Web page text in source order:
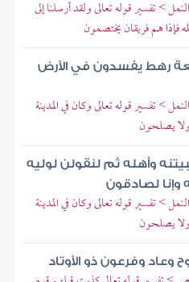
> تفسير قوله تعالى ولقد أرسلنا إلى
فإذا هم فريقان يختصمون
رهط يفسدون في الأرض
> تفسير قوله تعالى وكان في المدينة
يصلحون
وأهله ثم لنقولن لوليه
لصادقون
> تفسير قوله تعالى وكان في المدينة
يصلحون
وفرعون ذو الأوتاد